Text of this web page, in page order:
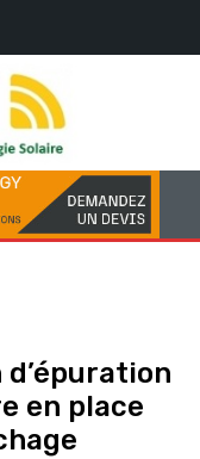
en place